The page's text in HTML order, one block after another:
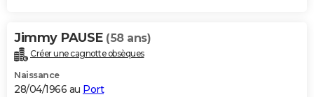
Jimmy PAUSE (58 ans)
Créer une cagnotte obsèques
Naissance
28/04/1966 au Port